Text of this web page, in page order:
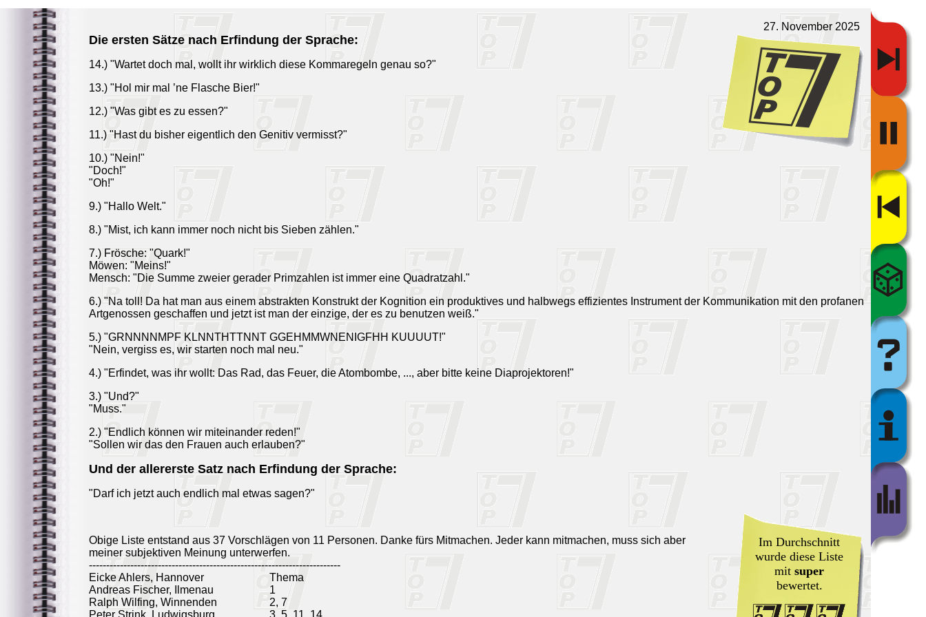
27. November 2025
Die ersten Sätze nach Erfindung der Sprache:
14.) "Wartet doch mal, wollt ihr wirklich diese Kommaregeln genau so?"
13.) "Hol mir mal ’ne Flasche Bier!"
12.) "Was gibt es zu essen?"
11.) "Hast du bisher eigentlich den Genitiv vermisst?"
10.) "Nein!"
"Doch!"
"Oh!"
9.) "Hallo Welt."
8.) "Mist, ich kann immer noch nicht bis Sieben zählen."
7.) Frösche: "Quark!"
Möwen: "Meins!"
Mensch: "Die Summe zweier gerader Primzahlen ist immer eine Quadratzahl."
6.) "Na toll! Da hat man aus einem abstrakten Konstrukt der Kognition ein produktives und halbwegs effizientes Instrument der Kommunikation mit den profanen
Artgenossen geschaffen und jetzt ist man der einzige, der es zu benutzen weiß."
5.) "GRNNNNMPF KLNNTHTTNNT GGEHMMWNENIGFHH KUUUUT!"
"Nein, vergiss es, wir starten noch mal neu."
4.) "Erfindet, was ihr wollt: Das Rad, das Feuer, die Atombombe, ..., aber bitte keine Diaprojektoren!"
3.) "Und?"
"Muss."
2.) "Endlich können wir miteinander reden!"
"Sollen wir das den Frauen auch erlauben?"
Und der allererste Satz nach Erfindung der Sprache:
"Darf ich jetzt auch endlich mal etwas sagen?"
Obige Liste entstand aus 37 Vorschlägen von 11 Personen. Danke fürs Mitmachen. Jeder kann mitmachen, muss sich aber
meiner subjektiven Meinung unterwerfen.
-------------------------------------------------------------------------
Eicke Ahlers, Hannover
Thema
Andreas Fischer, Ilmenau
1
Ralph Wilfing, Winnenden
2, 7
Peter Strink, Ludwigsburg
3, 5, 11, 14
Im Durchschnitt
wurde diese Liste
mit super
bewertet.